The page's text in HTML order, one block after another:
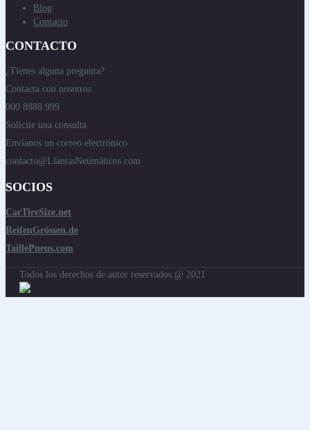
Blog
Contacto
CONTACTO
¿Tienes alguna pregunta?
Contacta con nosotros
000 8888 999
Solicite una consulta
Envíanos un correo electrónico
contacto@LlantasNeumáticos.com
SOCIOS
CarTireSize.net
ReifenGrössen.de
TaillePneus.com
Todos los derechos de autor reservados @ 2021